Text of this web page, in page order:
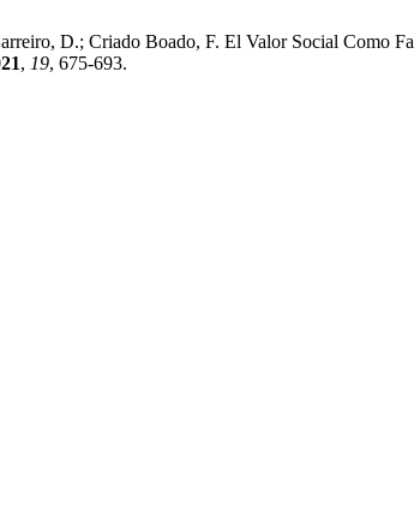
D.; Criado Boado, F. El Valor Social Como
, 19, 675-693.